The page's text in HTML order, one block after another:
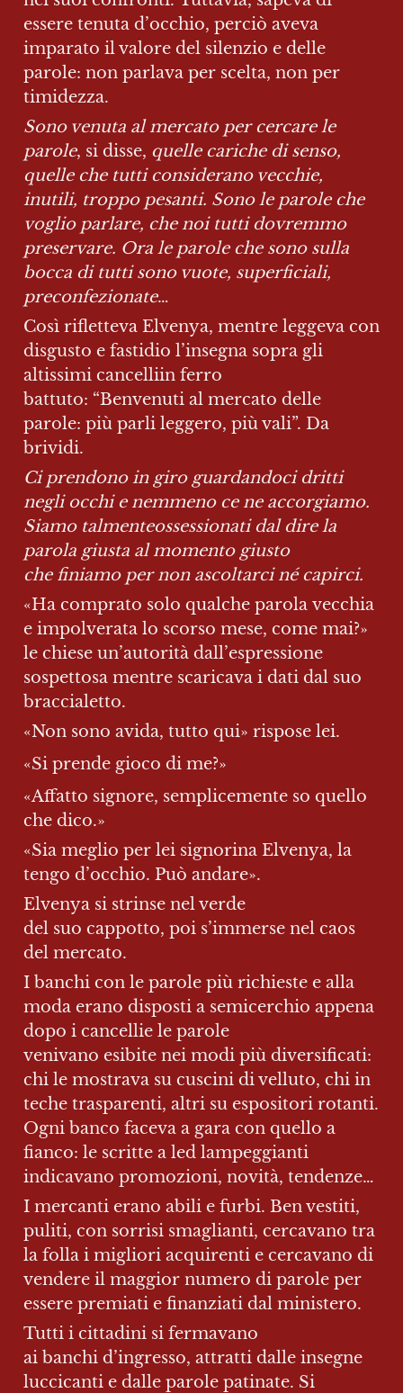
essere tenuta d’occhio, perciò aveva
imparato il valore del silenzio e delle
parole: non parlava per scelta, non per
timidezza.
Sono venuta al mercato per cercare le
parole, si disse, quelle cariche di senso,
quelle che tutti considerano vecchie,
inutili, troppo pesanti. Sono le parole che
voglio parlare, che noi tutti dovremmo
preservare. Ora le parole che sono sulla
bocca di tutti sono vuote, superficiali,
preconfezionate…
Così rifletteva Elvenya, mentre leggeva con
disgusto e fastidio l’insegna sopra gli
altissimi cancelliin ferro
battuto: “Benvenuti al mercato delle
parole: più parli leggero, più vali”. Da
brividi.
Ci prendono in giro guardandoci dritti
negli occhi e nemmeno ce ne accorgiamo.
Siamo talmenteossessionati dal dire la
parola giusta al momento giusto
che finiamo per non ascoltarci né capirci.
«Ha comprato solo qualche parola vecchia
e impolverata lo scorso mese, come mai?»
le chiese un’autorità dall’espressione
sospettosa mentre scaricava i dati dal suo
braccialetto.
«Non sono avida, tutto qui» rispose lei.
«Si prende gioco di me?»
«Affatto signore, semplicemente so quello
che dico.»
«Sia meglio per lei signorina Elvenya, la
tengo d’occhio. Può andare».
Elvenya si strinse nel verde
del suo cappotto, poi s’immerse nel caos
del mercato.
I banchi con le parole più richieste e alla
moda erano disposti a semicerchio appena
dopo i cancellie le parole
venivano esibite nei modi più diversificati:
chi le mostrava su cuscini di velluto, chi in
teche trasparenti, altri su espositori rotanti.
Ogni banco faceva a gara con quello a
fianco: le scritte a led lampeggianti
indicavano promozioni, novità, tendenze…
I mercanti erano abili e furbi. Ben vestiti,
puliti, con sorrisi smaglianti, cercavano tra
la folla i migliori acquirenti e cercavano di
vendere il maggior numero di parole per
essere premiati e finanziati dal ministero.
Tutti i cittadini si fermavano
ai banchi d’ingresso, attratti dalle insegne
luccicanti e dalle parole patinate. Si